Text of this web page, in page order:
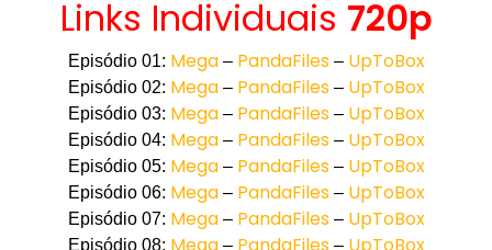
Links Individuais 720p
Episódio 01: Mega– PandaFiles– UpToBox
Episódio 02: Mega– PandaFiles– UpToBox
Episódio 03: Mega– PandaFiles– UpToBox
Episódio 04: Mega – PandaFiles – UpToBox
Episódio 05: Mega– PandaFiles– UpToBox
Episódio 06: Mega– PandaFiles– UpToBox
Episódio 07: Mega– PandaFiles– UpToBox
Episódio 08: Mega– PandaFiles– UpToBox